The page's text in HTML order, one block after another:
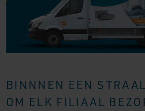
BINNNEN EEN
OM ELK FILIAAL